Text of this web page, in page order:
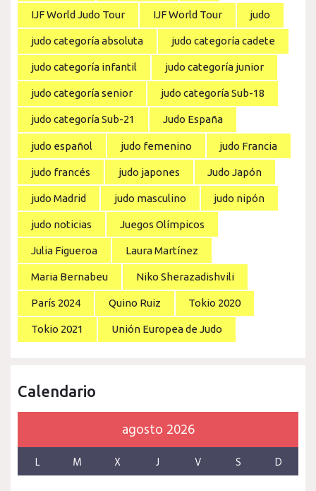
IJF World Judo Tour IJF World Tour judo
judo categoría absoluta judo categoría cadete
judo categoría infantil judo categoría junior
judo categoría senior judo categoría Sub-18
judo categoría Sub-21 Judo España
judo español judo femenino judo Francia
judo francés judo japones Judo Japón
judo Madrid judo masculino judo nipón
judo noticias Juegos Olímpicos
Julia Figueroa Laura Martínez
Maria Bernabeu Niko Sherazadishvili
París 2024 Quino Ruiz Tokio 2020
Tokio 2021 Unión Europea de Judo
Calendario
agosto 2026
L M X J V S D